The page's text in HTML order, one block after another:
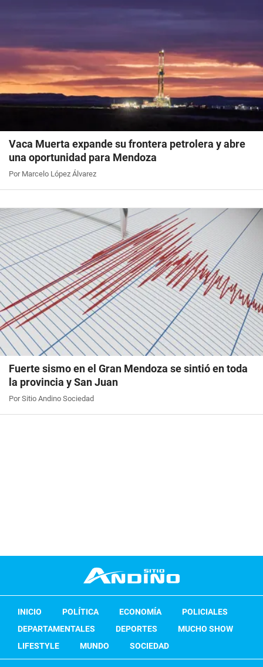
Vaca Muerta expande su frontera petrolera y abre
una oportunidad para Mendoza
Por Marcelo López Álvarez
Fuerte sismo en el Gran Mendoza se sintió en toda
la provincia y San Juan
Por Sitio Andino Sociedad
INICIO POLÍTICA ECONOMÍA
POLICIALES
DEPARTAMENTALES
DEPORTES
MUCHO SHOW
LIFESTYLE
MUNDO SOCIEDAD